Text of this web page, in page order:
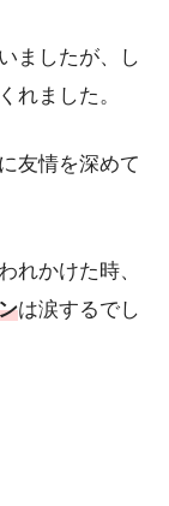
ましたが、し
れました。
友情を深めて
れかけた時、
は涙するでし